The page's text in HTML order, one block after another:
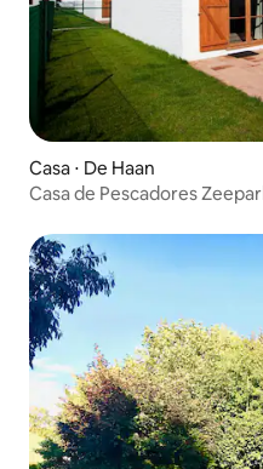
Casa ⋅ De Haan
Casa de Pescadores